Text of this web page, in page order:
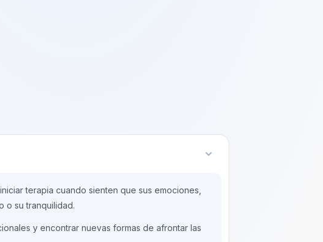
terapia cuando sienten que sus emociones,
o su tranquilidad.
y encontrar nuevas formas de afrontar las